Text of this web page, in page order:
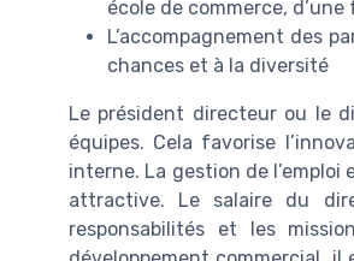
école de commerce,
L’accompagnement des
chances et à la diversité
Le président directeur ou le
équipes. Cela favorise
interne. La gestion de
attractive. Le salaire du
responsabilités et les